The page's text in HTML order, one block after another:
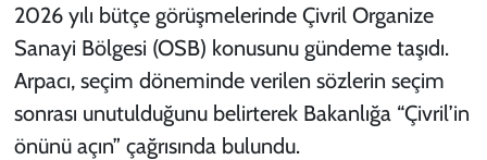
2026 yılı bütçe görüşmelerinde Çivril Organize
Sanayi Bölgesi (OSB) konusunu gündeme taşıdı.
Arpacı, seçim döneminde verilen sözlerin seçim
sonrası unutulduğunu belirterek Bakanlığa “Çivril’in
önünü açın” çağrısında bulundu.